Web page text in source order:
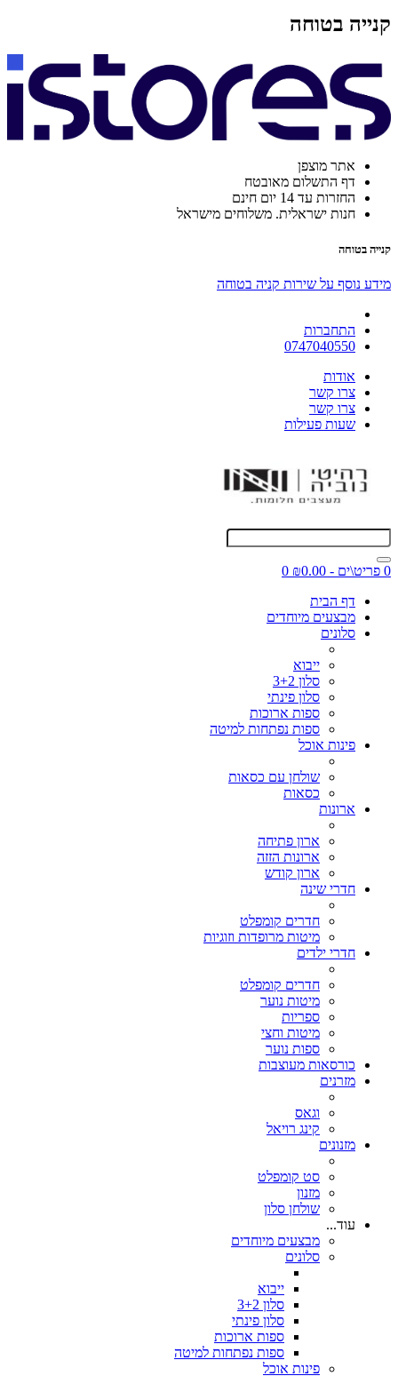
קנייה בטוחה
אתר מוצפן
דף התשלום מאובטח
החזרות עד 14 יום חינם
חנות ישראלית. משלוחים מישראל
קנייה בטוחה
מידע נוסף על שירות קניה בטוחה
התחברות
0747040550
אודות
צרו קשר
צרו קשר
שעות פעילות
0 פריט\ים - ₪0.00
0
דף הבית
מבצעים מיוחדים
סלונים
ייבוא
סלון 3+2
סלון פינתי
ספות ארוכות
ספות נפתחות למיטה
פינות אוכל
שולחן עם כסאות
כסאות
ארונות
ארון פתיחה
ארונות הזזה
ארון קודש
חדרי שינה
חדרים קומפלט
מיטות מרופדות וזוגיות
חדרי ילדים
חדרים קומפלט
מיטות נוער
ספריות
מיטות וחצי
ספות נוער
כורסאות מעוצבות
מזרנים
וגאס
קינג רויאל
מזנונים
סט קומפלט
מזנון
שולחן סלון
עוד...
מבצעים מיוחדים
סלונים
ייבוא
סלון 3+2
סלון פינתי
ספות ארוכות
ספות נפתחות למיטה
פינות אוכל